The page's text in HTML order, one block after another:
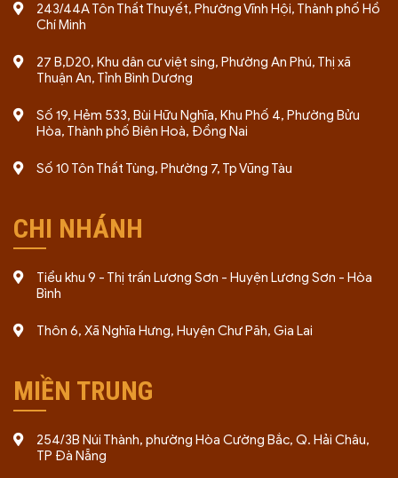
243/44A Tôn Thất Thuyết, Phường Vĩnh Hội, Thành phố Hồ
Chí Minh
27 B,D20, Khu dân cư việt sing, Phường An Phú, Thị xã
Thuận An, Tỉnh Bình Dương
Số 19, Hẻm 533, Bùi Hữu Nghĩa, Khu Phố 4, Phường Bửu
Hòa, Thành phố Biên Hoà, Đồng Nai
Số 10 Tôn Thất Tùng, Phường 7, Tp Vũng Tàu
CHI NHÁNH
Tiểu khu 9 - Thị trấn Lương Sơn - Huyện Lương Sơn - Hòa
Bình
Thôn 6, Xã Nghĩa Hưng, Huyện Chư Păh, Gia Lai
MIỀN TRUNG
254/3B Núi Thành, phường Hòa Cường Bắc, Q. Hải Châu,
TP Đà Nẵng